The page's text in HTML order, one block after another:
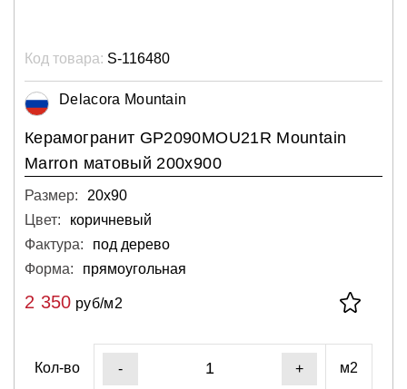
Код товара: S-116480
Delacora Mountain
Керамогранит GP2090MOU21R Mountain
Marron матовый 200х900
Размер:
20х90
Цвет:
коричневый
Фактура:
под дерево
Форма:
прямоугольная
2 350 руб/м2
Кол-во - + м2